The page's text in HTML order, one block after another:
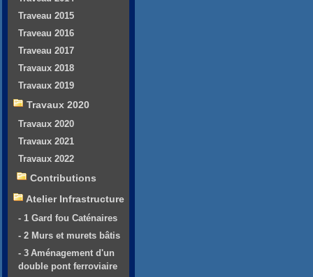
Traveau 2015
Traveau 2016
Traveau 2017
Travaux 2018
Travaux 2019
Travaux 2020
Travaux 2020
Travaux 2021
Travaux 2022
Contributions
Atelier Infrastructure
- 1 Gard fou Caténaires
- 2 Murs et murets bâtis
- 3 Aménagement d'un
double pont ferroviaire